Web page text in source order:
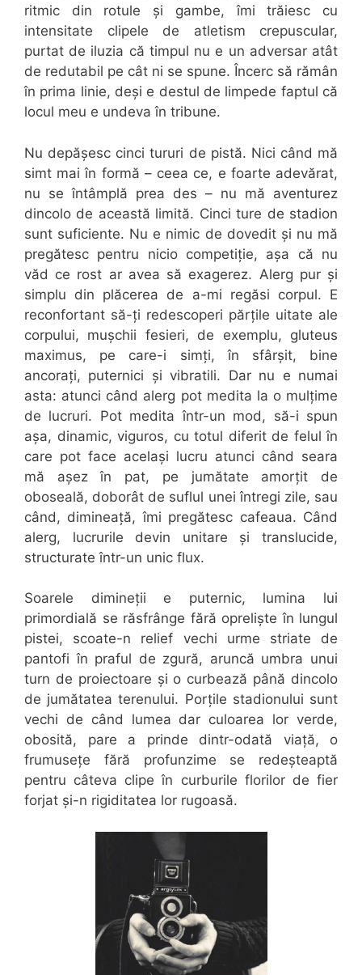
ritmic din rotule și gambe, îmi trăiesc cu
intensitate clipele de atletism crepuscular,
purtat de iluzia că timpul nu e un adversar atât
de redutabil pe cât ni se spune. Încerc să rămân
în prima linie, deși e destul de limpede faptul că
locul meu e undeva în tribune.
Nu depășesc cinci tururi de pistă. Nici când mă
simt mai în formă – ceea ce, e foarte adevărat,
nu se întâmplă prea des – nu mă aventurez
dincolo de această limită. Cinci ture de stadion
sunt suficiente. Nu e nimic de dovedit și nu mă
pregătesc pentru nicio competiție, așa că nu
văd ce rost ar avea să exagerez. Alerg pur și
simplu din plăcerea de a-mi regăsi corpul. E
reconfortant să-ți redescoperi părțile uitate ale
corpului, mușchii fesieri, de exemplu, gluteus
maximus, pe care-i simți, în sfârșit, bine
ancorați, puternici și vibratili. Dar nu e numai
asta: atunci când alerg pot medita la o mulțime
de lucruri. Pot medita într-un mod, să-i spun
așa, dinamic, viguros, cu totul diferit de felul în
care pot face același lucru atunci când seara
mă așez în pat, pe jumătate amorțit de
oboseală, doborât de suflul unei întregi zile, sau
când, dimineață, îmi pregătesc cafeaua. Când
alerg, lucrurile devin unitare și translucide,
structurate într-un unic flux.
Soarele dimineții e puternic, lumina lui
primordială se răsfrânge fără opreliște în lungul
pistei, scoate-n relief vechi urme striate de
pantofi în praful de zgură, aruncă umbra unui
turn de proiectoare și o curbează până dincolo
de jumătatea terenului. Porțile stadionului sunt
vechi de când lumea dar culoarea lor verde,
obosită, pare a prinde dintr-odată viață, o
frumusețe fără profunzime se redeșteaptă
pentru câteva clipe în curburile florilor de fier
forjat și-n rigiditatea lor rugoasă.